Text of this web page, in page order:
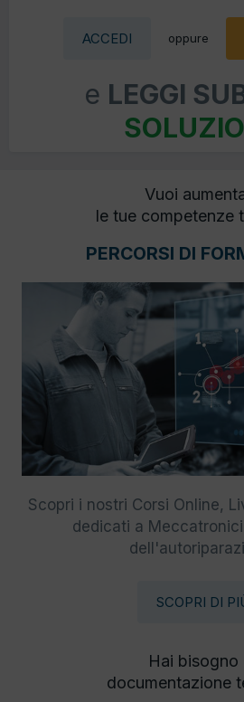
ACCEDI oppure
e LEGGI
Vuoi
le tue competenze
PERCORSI DI
Scopri i nostri Corsi Online,
dedicati a
SCOPRI DI
Hai bisogno
documentazione